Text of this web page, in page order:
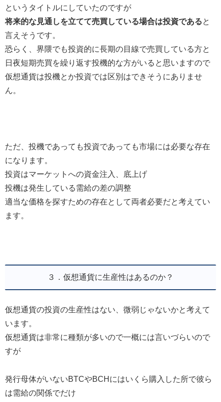
というタイトルにしていたのですが
将来的な見通しを立てて売買している場合は投資であると
言えそうです。
恐らく、界隈でも投資的に長期の目線で売買している方と
日夜短期売買を繰り返す投機的な方がいると思いますので
仮想通貨は投機とか投資では区別はできそうにありませ
ん。
ただ、投機であっても投資であっても市場には必要な存在
になります。
投資はマーケットへの資金注入、底上げ
投機は発生している需給の差の調整
適当な価格を探すための存在として両者必要だと考えてい
ます。
３．仮想通貨に生産性はあるのか？
仮想通貨の投資の生産性はない、微弱じゃないかと考えて
います。
仮想通貨は非常に種類が多いので一概には言いづらいので
すが
発行母体がいないBTCやBCHにはいくら購入した所で彼ら
は需給の関係でだけ